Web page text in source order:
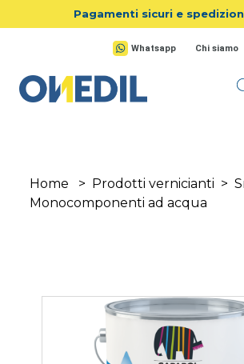
Salta al contenuto principale
Pagamenti sicuri e
Whatsapp Chi siamo
Home > Prodotti vernicianti >
Monocomponenti ad acqua